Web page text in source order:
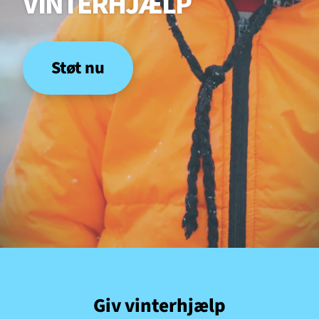
GAZA KVINDER UKRAINE NØDHJÆLP
SUDAN
MINERYDNING
Støt nu
Giv vinterhjælp